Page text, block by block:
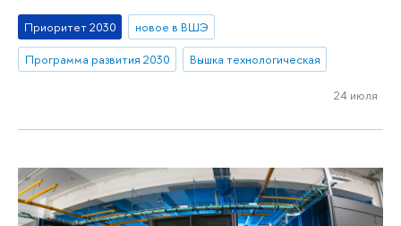
Приоритет 2030
новое в ВШЭ
Программа развития 2030
Вышка технологическая
24 июля